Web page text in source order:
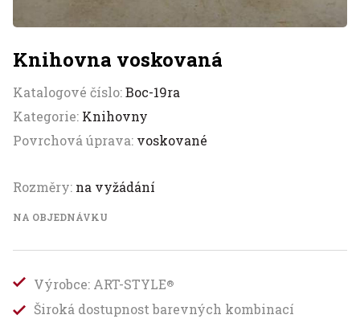
Knihovna voskovaná
Katalogové číslo:Boc-19ra
Kategorie: Knihovny
Povrchová úprava: voskované
Rozměry: na vyžádání
NA OBJEDNÁVKU
Výrobce: ART-STYLE®
Široká dostupnost barevných kombinací